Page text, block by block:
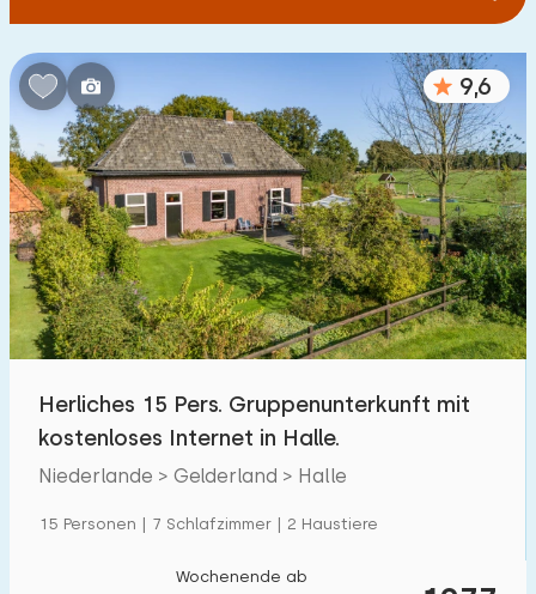
9,6
Herliches 15 Pers. Gruppenunterkunft mit
kostenloses Internet in Halle.
Niederlande > Gelderland > Halle
15 Personen | 7 Schlafzimmer | 2 Haustiere
Wochenende ab